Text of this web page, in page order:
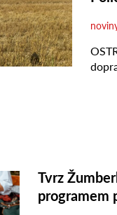
Tvrz
programem